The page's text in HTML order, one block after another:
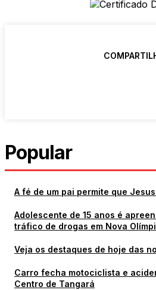
Popular
A fé de um pai permite que
Adolescente de 15 anos é
tráfico de drogas em Nova
Veja os destaques de hoje das
Carro fecha motociclista e
Centro de Tangará